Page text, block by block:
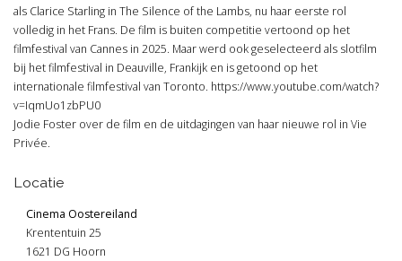
als Clarice Starling in The Silence of the Lambs, nu haar eerste rol
volledig in het Frans. De film is buiten competitie vertoond op het
filmfestival van Cannes in 2025. Maar werd ook geselecteerd als slotfilm
bij het filmfestival in Deauville, Frankijk en is getoond op het
internationale filmfestival van Toronto. https://www.youtube.com/watch?
v=IqmUo1zbPU0
Jodie Foster over de film en de uitdagingen van haar nieuwe rol in Vie
Privée.
Locatie
Cinema Oostereiland
Krententuin 25
1621 DG Hoorn